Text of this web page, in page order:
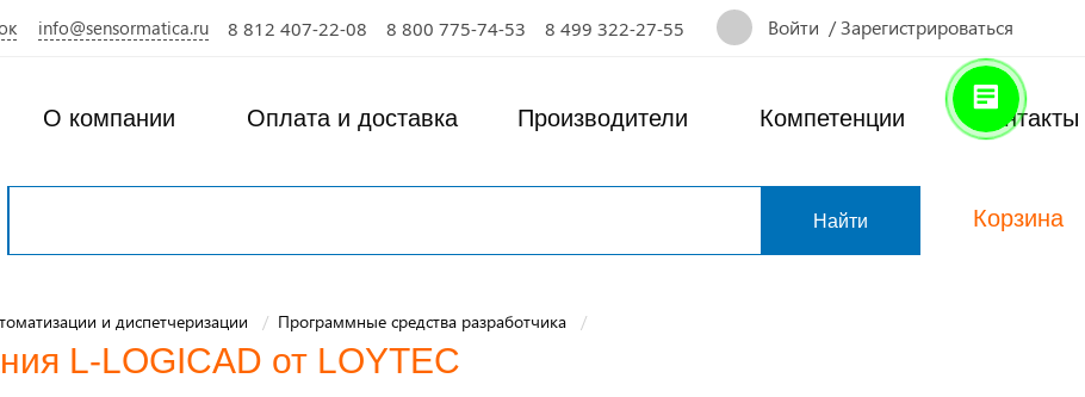
info@sensormatica.ru 8 812 407-22-08 8 800 775-74-53 8 499 322-27-55 Войти /Зарегистрироваться
О компании Оплата и доставка Производители Компетенции Контакты
Корзина
и диспетчеризации Программные средства разработчика
L-LOGICAD от LOYTEC